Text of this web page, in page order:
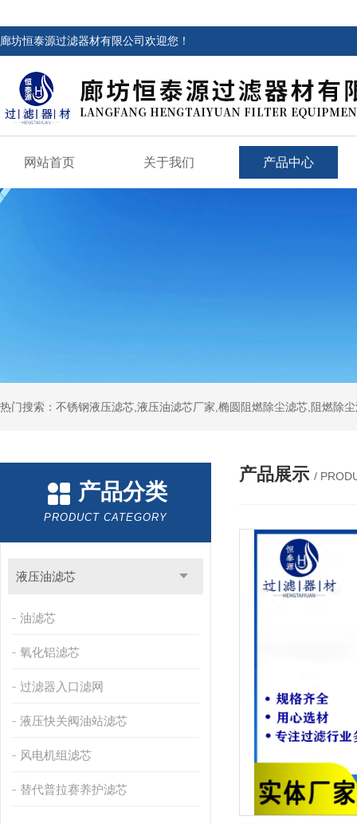
廊坊恒泰源过滤器材有限公司欢迎您！
网站首页 关于我们 产品中心
热门搜索：不锈钢液压滤芯,液压油滤芯厂家,椭圆阻燃除尘滤芯,阻燃除
产品分类
PRODUCT CATEGORY
液压油滤芯
油滤芯
氧化铝滤芯
过滤器入口滤网
液压快关阀油站滤芯
风电机组滤芯
替代普拉赛养护滤芯
产品展示 /